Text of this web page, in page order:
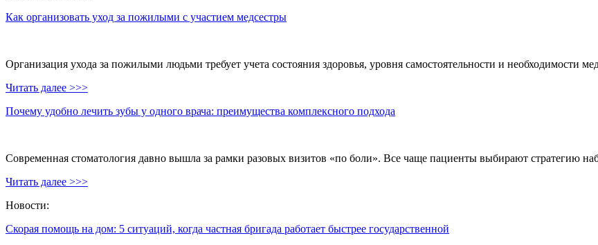
Как организовать уход за пожилыми с участием медсестры
Организация ухода за пожилыми людьми требует учета состояния здоровья, уровня самостоятельности и необходимости
Читать далее >>>
Почему удобно лечить зубы у одного врача: преимущества комплексного подхода
Современная стоматология давно вышла за рамки разовых визитов «по боли». Все чаще пациенты выбирают стратегию
Читать далее >>>
Новости:
Скорая помощь на дом: 5 ситуаций, когда частная бригада работает быстрее государственной